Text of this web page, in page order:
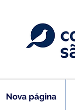
Nova página